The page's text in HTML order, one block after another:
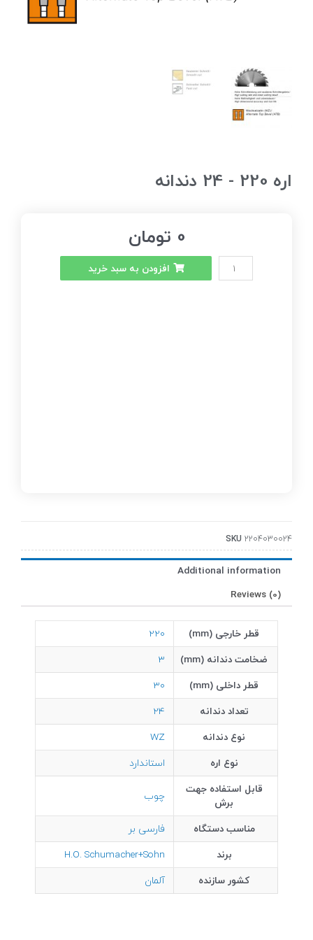
0 تومان
افزودن به سبد خرید
اره 220 - 24 دندانه
SKU 2204030024
Additional information
Reviews (0)
قطر خارجی (mm)
220
ضخامت دندانه (mm)
3
قطر داخلی (mm)
30
تعداد دندانه
24
نوع دندانه
WZ
نوع اره
استاندارد
قابل استفاده جهت
برش
چوب
مناسب دستگاه
فارسی بر
برند
H.O. Schumacher+Sohn
کشور سازنده
آلمان